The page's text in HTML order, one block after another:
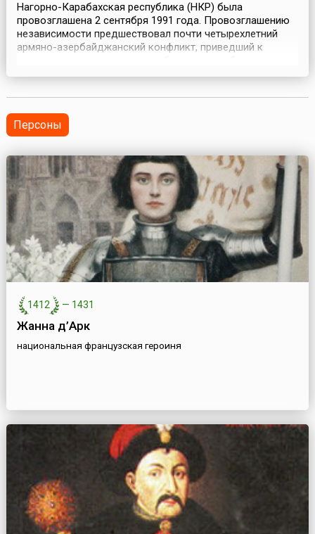
Нагорно-Карабахская республика (НКР) была
провозглашена 2 сентября 1991 года. Провозглашению
независимости предшествовал почти четырехлетний
армяно-азербайджанский конфликт, приведший к
вызванных применением массового насилия и
первого созыва – Верховный Совет НКР – принял
Декларацию «О госу...
Персоны
1412 — 1431
Жанна д’Арк
национальная французская героиня